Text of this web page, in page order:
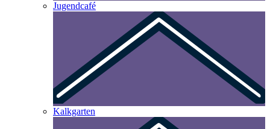
Jugendcafé
Kalkgarten